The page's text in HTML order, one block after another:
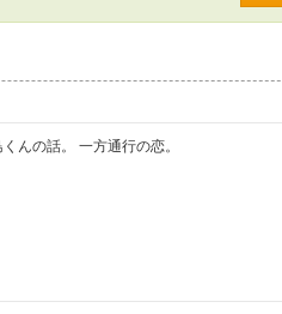
んの話。 一方通行の恋。